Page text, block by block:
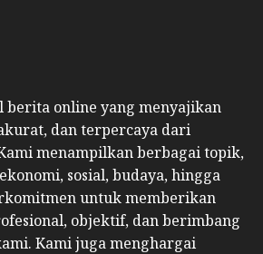
berita online yang menyajikan
dan terpercaya dari
menampilkan berbagai topik,
sosial, budaya, hingga
untuk memberikan
objektif, dan berimbang
Kami juga menghargai